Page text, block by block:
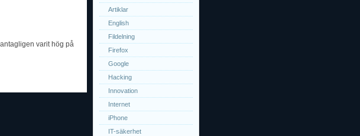
varit hög på
Artiklar
English
Fildelning
Firefox
Google
Hacking
Innovation
Internet
iPhone
IT-säkerhet